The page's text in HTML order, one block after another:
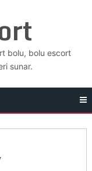
bolu, bolu escort
sunar.